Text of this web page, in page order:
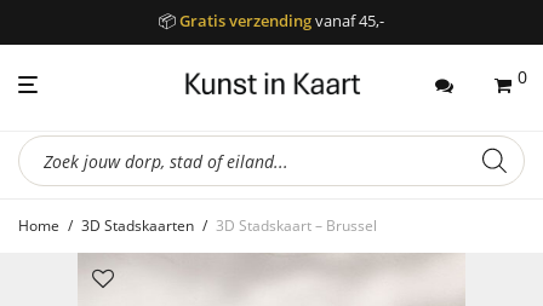
📦Gratis verzendingvanaf 45,-
0
Producten
zoeken
Home / 3D Stadskaarten / 3D Stadskaart – Brussel